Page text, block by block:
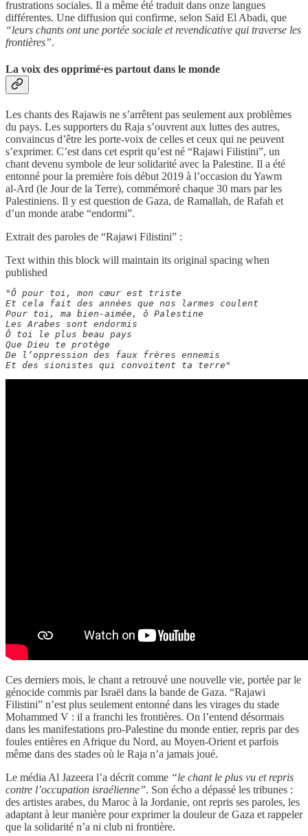
frustrations sociales. Il a même été traduit dans onze langues
différentes. Une diffusion qui confirme, selon Saïd El Abadi, que
“leurs chants ont une portée sociale et revendicative qui traverse les
frontières”.
La voix des opprimé·es partout dans le monde
Les chants des Rajawis ne s’arrêtent pas seulement aux problèmes
du pays. Les supporters du Raja s’ouvrent aux luttes des autres,
convaincus d’être les porte-voix de celles et ceux qui ne peuvent
s’exprimer. C’est dans cet esprit qu’est né “Rajawi Filistini”, un
chant devenu symbole de leur solidarité avec la Palestine. Il a été
entonné pour la première fois début 2019 à l’occasion du Yawm
al‑Ard (le Jour de la Terre), commémoré chaque 30 mars par les
Palestiniens. Il y est question de Gaza, de Ramallah, de Rafah et
d’un monde arabe “endormi”.
Extrait des paroles de “Rajawi Filistini” :
Text within this block will maintain its original spacing when
published
"Ô pour toi, mon cœur est triste
Et cela fait des années que nos larmes coulent
Pour toi, ma bien-aimée, ô Palestine
Les Arabes sont endormis
Ô toi le plus beau pays
Que Dieu te protège
De l’oppression des faux frères ennemis
Et des sionistes qui convoitent ta terre"
Ces derniers mois, le chant a retrouvé une nouvelle vie, portée par le
génocide commis par Israël dans la bande de Gaza. “Rajawi
Filistini” n’est plus seulement entonné dans les virages du stade
Mohammed V : il a franchi les frontières. On l’entend désormais
dans les manifestations pro-Palestine du monde entier, repris par des
foules entières en Afrique du Nord, au Moyen-Orient et parfois
même dans des stades où le Raja n’a jamais joué.
Le média Al Jazeera l’a décrit comme “le chant le plus vu et repris
contre l’occupation israélienne”. Son écho a dépassé les tribunes :
des artistes arabes, du Maroc à la Jordanie, ont repris ses paroles, les
adaptant à leur manière pour exprimer la douleur de Gaza et rappeler
que la solidarité n’a ni club ni frontière.